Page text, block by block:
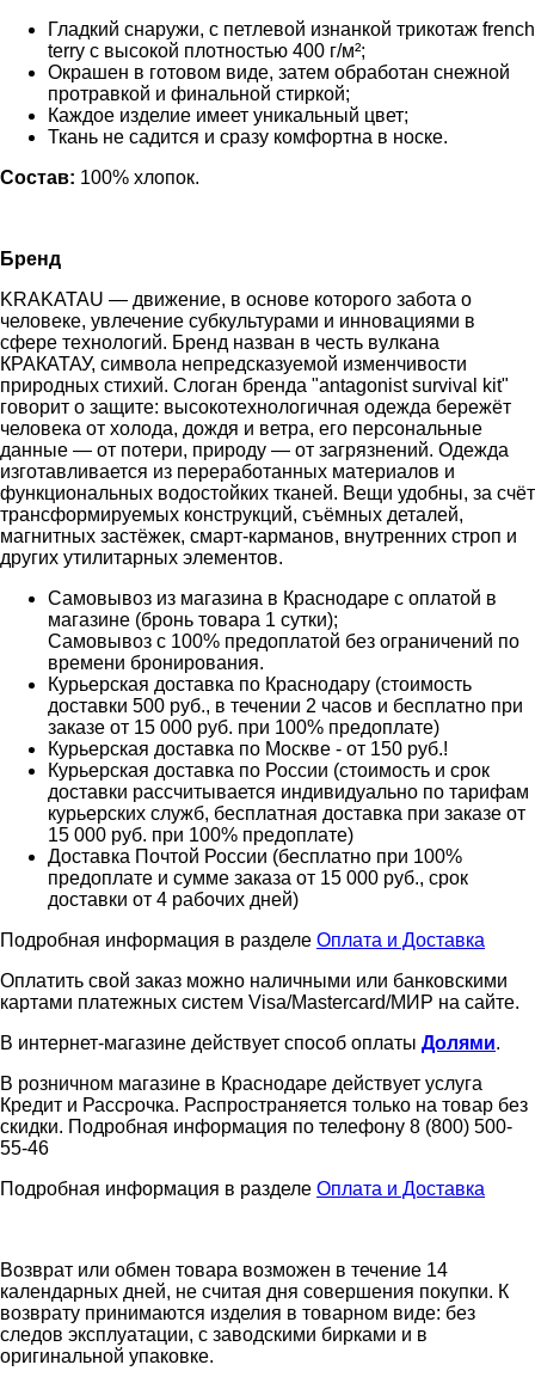
Гладкий снаружи, с петлевой изнанкой трикотаж french
terry с высокой плотностью 400 г/м²;
Окрашен в готовом виде, затем обработан снежной
протравкой и финальной стиркой;
Каждое изделие имеет уникальный цвет;
Ткань не садится и сразу комфортна в носке.
Состав: 100% хлопок.
Бренд
KRAKATAU — движение, в основе которого забота о
человеке, увлечение субкультурами и инновациями в
сфере технологий. Бренд назван в честь вулкана
КРАКАТАУ, символа непредсказуемой изменчивости
природных стихий. Слоган бренда "antagonist survival kit"
говорит о защите: высокотехнологичная одежда бережёт
человека от холода, дождя и ветра, его персональные
данные — от потери, природу — от загрязнений. Одежда
изготавливается из переработанных материалов и
функциональных водостойких тканей. Вещи удобны, за счёт
трансформируемых конструкций, съёмных деталей,
магнитных застёжек, смарт-карманов, внутренних строп и
других утилитарных элементов.
Самовывоз из магазина в Краснодаре с оплатой в
магазине (бронь товара 1 сутки);
Самовывоз с 100% предоплатой без ограничений по
времени бронирования.
Курьерская доставка по Краснодару (стоимость
доставки 500 руб., в течении 2 часов и бесплатно при
заказе от 15 000 руб. при 100% предоплате)
Курьерская доставка по Москве - от 150 руб.!
Курьерская доставка по России (стоимость и срок
доставки рассчитывается индивидуально по тарифам
курьерских служб, бесплатная доставка при заказе от
15 000 руб. при 100% предоплате)
Доставка Почтой России (бесплатно при 100%
предоплате и сумме заказа от 15 000 руб., срок
доставки от 4 рабочих дней)
Подробная информация в разделе Оплата и Доставка
Оплатить свой заказ можно наличными или банковскими
картами платежных систем Visa/Mastercard/МИР на сайте.
В интернет-магазине действует способ оплаты Долями.
В розничном магазине в Краснодаре действует услуга
Кредит и Рассрочка. Распространяется только на товар без
скидки. Подробная информация по телефону 8 (800) 500-
55-46
Подробная информация в разделе Оплата и Доставка
Возврат или обмен товара возможен в течение 14
календарных дней, не считая дня совершения покупки. К
возврату принимаются изделия в товарном виде: без
следов эксплуатации, с заводскими бирками и в
оригинальной упаковке.